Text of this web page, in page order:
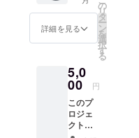
詳細を見る
の
リ
タ
ー
ン
を
選
択
す
る
5,0
00 円
このプ
ロジェ
クトで